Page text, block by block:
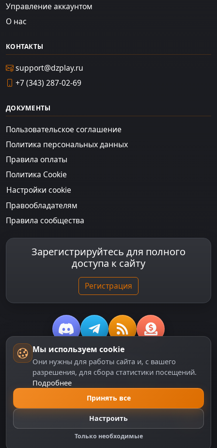
Управление аккаунтом
О нас
КОНТАКТЫ
support@dzplay.ru
+7 (343) 287-02-69
ДОКУМЕНТЫ
Пользовательское соглашение
Политика персональных данных
Правила оплаты
Политика Cookie
Настройки cookie
Правообладателям
Правила сообщества
Зарегистрируйтесь для полного
доступа к сайту
Регистрация
© 2018-2026 dzplay.ru
Размещенная на сайте информация носит
информационный характер и не является публичной
офертой, определяемой положениями ч. 2 ст. 437 ГК
РФ, исключая блоки, помеченные как "Реклама".
Мы используем cookie
Они нужны для работы сайта и, с вашего
разрешения, для сбора статистики посещений.
Подробнее
Принять все
Настроить
Только необходимые